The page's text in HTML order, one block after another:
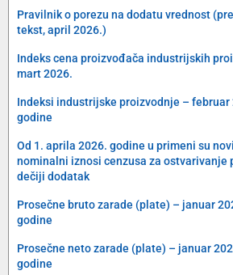
Pravilnik o porezu na dodatu vrednost
tekst, april 2026.)
Indeks cena proizvođača industrijskih
mart 2026.
Indeksi industrijske proizvodnje – februar
godine
Od 1. aprila 2026. godine u primeni su novi
nominalni iznosi cenzusa za ostvarivanje
dečiji dodatak
Prosečne bruto zarade (plate) – januar
godine
Prosečne neto zarade (plate) – januar
godine